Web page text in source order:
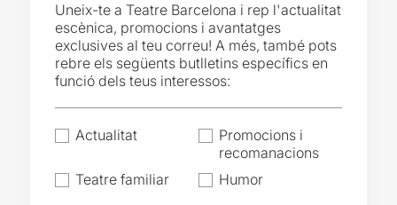
Uneix-te a Teatre Barcelona i rep l'actualitat
escènica, promocions i avantatges
exclusives al teu correu! A més, també pots
rebre els següents butlletins específics en
funció dels teus interessos:
Actualitat
Promocions i
recomanacions
Teatre familiar
Humor